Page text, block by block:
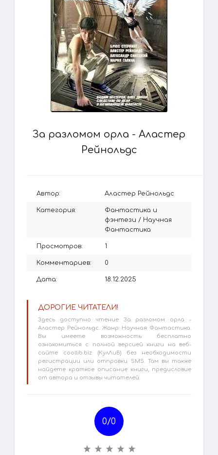
За разломом орла - Аластер
Рейнольдс
Автор: Аластер Рейнольдс
Категория:
Фантастика и
фэнтези / Научная
Фантастика
Просмотров: 1
Комментариев: 0
Дата: 18.12.2025
ДОРОГИЕ ЧИТАТЕЛИ!
Здесь доступно чтение За разломом орла -
Аластер Рейнольдс. Жанр: Научная Фантастика.
Вы имеете возможность бесплатно
ознакомиться с полной версией книги на веб-
сайте coollib.biz (КулЛиБ) без необходимости
регистрации или отправки SMS. Там вы также
найдете краткое описание книги, предисловие
от автора и отзывы читателей.
0/0